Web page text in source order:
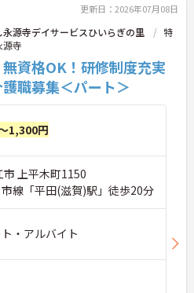
更新日：2026年07月08日
源寺デイサービスひいらぎの里
特
源寺
無資格OK！研修制度充実
職募集＜パート＞
1,300円
市 上平木町1150
線「平田(滋賀)駅」徒歩20分
・アルバイト